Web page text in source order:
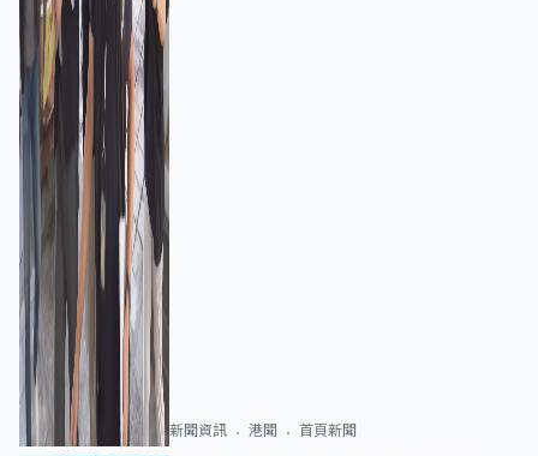
新聞資訊 港聞 首頁新聞